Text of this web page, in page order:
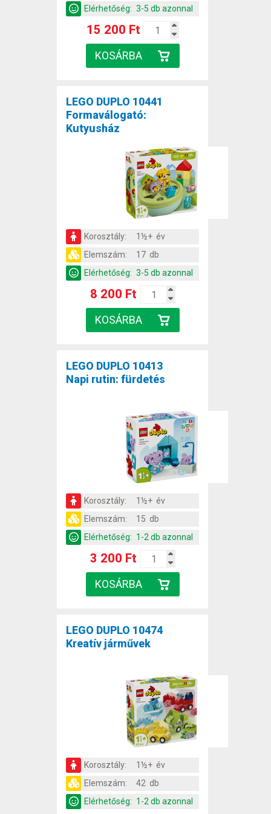
Elérhetőség: 3-5 db azonnal
15 200 Ft
LEGO DUPLO 10441
Formaválogató:
Kutyusház
Korosztály:
1½+ év
Elemszám:
17 db
Elérhetőség: 3-5 db azonnal
8 200 Ft
LEGO DUPLO 10413
Napi rutin: fürdetés
Korosztály:
1½+ év
Elemszám:
15 db
Elérhetőség: 1-2 db azonnal
3 200 Ft
LEGO DUPLO 10474
Kreatív járművek
Korosztály:
1½+ év
Elemszám:
42 db
Elérhetőség: 1-2 db azonnal